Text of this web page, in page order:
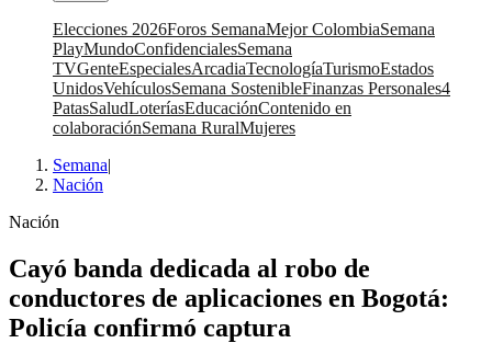
Elecciones 2026Foros SemanaMejor ColombiaSemana
PlayMundoConfidencialesSemana
TVGenteEspecialesArcadiaTecnologíaTurismoEstados
UnidosVehículosSemana SostenibleFinanzas Personales4
PatasSaludLoteríasEducaciónContenido en
colaboraciónSemana RuralMujeres
Semana|
Nación
Nación
Cayó banda dedicada al robo de
conductores de aplicaciones en Bogotá:
Policía confirmó captura